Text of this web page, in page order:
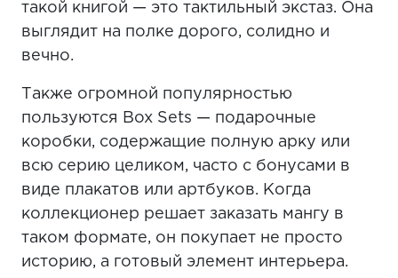
такой книгой — это тактильный экстаз. Она
выглядит на полке дорого, солидно и
вечно.
Также огромной популярностью
пользуются Box Sets — подарочные
коробки, содержащие полную арку или
всю серию целиком, часто с бонусами в
виде плакатов или артбуков. Когда
коллекционер решает заказать мангу в
таком формате, он покупает не просто
историю, а готовый элемент интерьера.